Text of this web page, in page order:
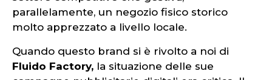
parallelamente, un negozio fisico storico
molto apprezzato a livello locale.
Quando questo brand si è rivolto a noi di
Fluido Factory, la situazione delle sue